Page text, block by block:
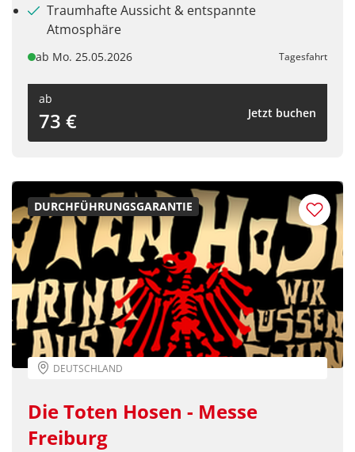
Traumhafte Aussicht & entspannte
Atmosphäre
ab Mo. 25.05.2026 Tagesfahrt
ab
73 € Jetzt buchen
DURCHFÜHRUNGSGARANTIE
DEUTSCHLAND
Die Toten Hosen - Messe
Freiburg